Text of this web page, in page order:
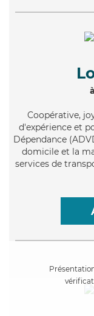
Coopérative,
d'expérience et
Dépendance
domicile et la
services de